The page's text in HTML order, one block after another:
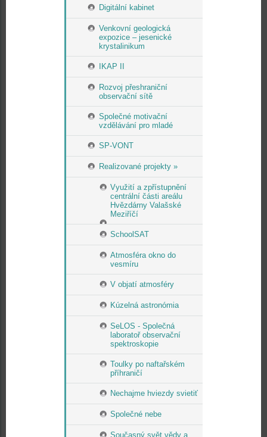
Digitální kabinet
Venkovní geologická
expozice – jesenické
krystalinikum
IKAP II
Rozvoj přeshraniční
observační sítě
Společné motivační
vzdělávání pro mladé
SP-VONT
Realizované projekty »
Využití a zpřístupnění
centrální části areálu
Hvězdárny Valašské
Meziříčí
SchoolSAT
Atmosféra okno do
vesmíru
V objatí atmosféry
Kúzelná astronómia
SeLOS - Společná
laboratoř observační
spektroskopie
Toulky po naftařském
příhraničí
Nechajme hviezdy svietiť
Společné nebe
Současný svět vědy a